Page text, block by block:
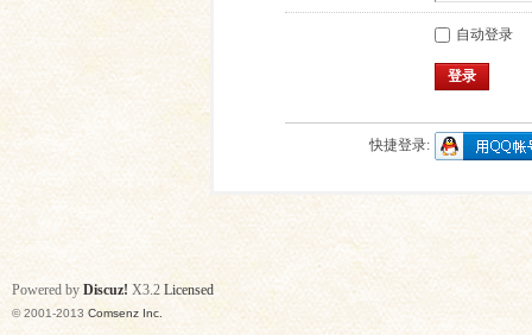
自动登录
登录
快捷登录:
Powered by Discuz! X3.2 Licensed
© 2001-2013 Comsenz Inc.